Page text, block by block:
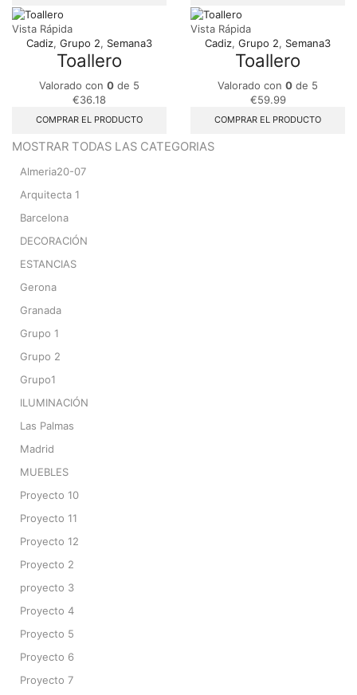
Vista Rápida
Cadiz, Grupo 2, Semana3
Toallero
Valorado con 0 de 5
€36.18
COMPRAR EL PRODUCTO
Vista Rápida
Cadiz, Grupo 2, Semana3
Toallero
Valorado con 0 de 5
€59.99
COMPRAR EL PRODUCTO
MOSTRAR TODAS LAS CATEGORIAS
Almeria20-07
Arquitecta 1
Barcelona
DECORACIÓN
ESTANCIAS
Gerona
Granada
Grupo 1
Grupo 2
Grupo1
ILUMINACIÓN
Las Palmas
Madrid
MUEBLES
Proyecto 10
Proyecto 11
Proyecto 12
Proyecto 2
proyecto 3
Proyecto 4
Proyecto 5
Proyecto 6
Proyecto 7